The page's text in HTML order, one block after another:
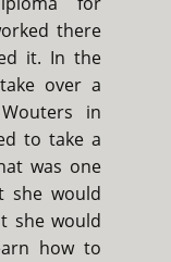
there
it. In the
over a
in
to take a
was one
she would
she would
how to